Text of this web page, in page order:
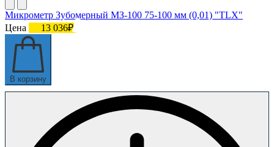
Микрометр Зубомерный МЗ-100 75-100 мм (0,01) "TLX"
Цена
13 036₽
В корзину